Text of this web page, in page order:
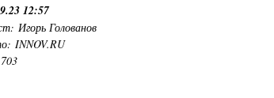
12:57
Игорь Голованов
INNOV.RU